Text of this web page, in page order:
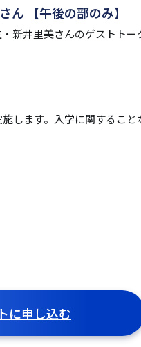
ん 【午後の部のみ】
新井里美さんのゲストト
します。入学に関すること
に申し込む